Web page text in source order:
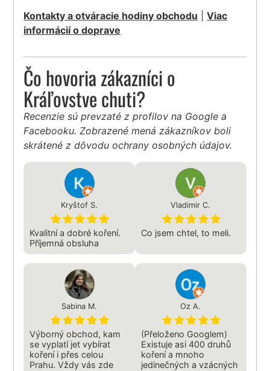
Kontakty a otváracie hodiny obchodu |Viac
informácií o doprave
Čo hovoria zákazníci o
Kráľovstve chuti?
Recenzie sú prevzaté z profilov na Google a
Facebooku. Zobrazené mená zákazníkov boli
skrátené z dôvodu ochrany osobných údajov.
Kryštof S.
Kvalitní a dobré koření.
Příjemná obsluha
Vladimir C.
Co jsem chtel, to meli.
Sabina M.
Výborný obchod, kam
se vyplatí jet vybírat
koření i přes celou
Prahu. Vždy vás zde
Oz A.
(Přeloženo Googlem)
Existuje asi 400 druhů
koření a mnoho
jedinečných a vzácných